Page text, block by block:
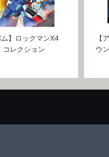
ム】ロックマンX4
コレクション
【
ウ